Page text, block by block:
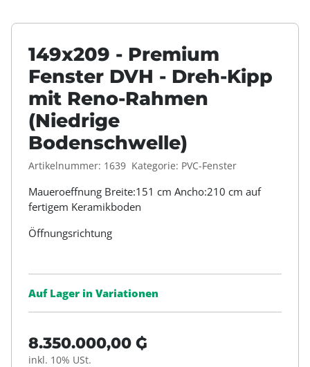
149x209 - Premium
Fenster DVH - Dreh-Kipp
mit Reno-Rahmen
(Niedrige
Bodenschwelle)
Artikelnummer: 1639 Kategorie: PVC-Fenster
Maueroeffnung Breite:151 cm Ancho:210 cm auf
fertigem Keramikboden
Öffnungsrichtung
Auf Lager in Variationen
8.350.000,00 ₲
inkl. 10% USt.